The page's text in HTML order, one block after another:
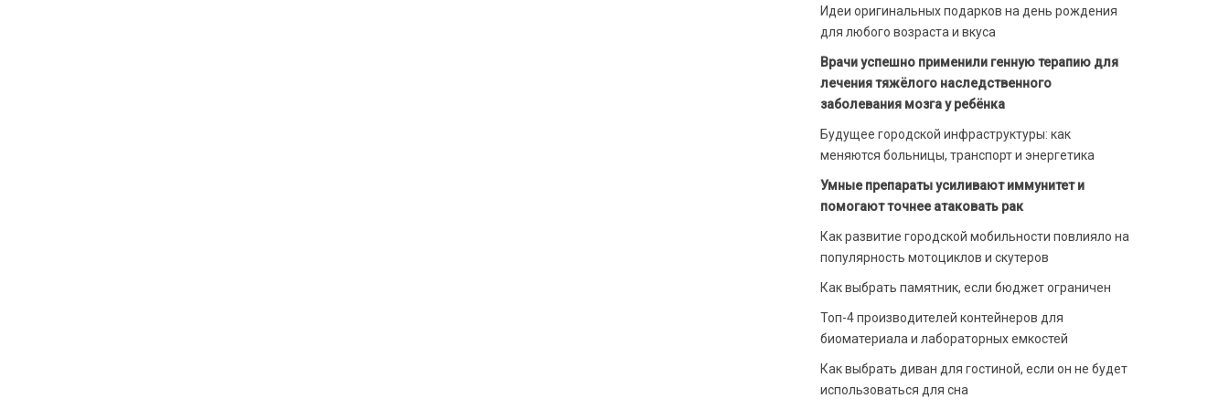
Идеи оригинальных подарков на день рождения
для любого возраста и вкуса
Врачи успешно применили генную терапию для
лечения тяжёлого наследственного
заболевания мозга у ребёнка
Будущее городской инфраструктуры: как
меняются больницы, транспорт и энергетика
Умные препараты усиливают иммунитет и
помогают точнее атаковать рак
Как развитие городской мобильности повлияло на
популярность мотоциклов и скутеров
Как выбрать памятник, если бюджет ограничен
Топ-4 производителей контейнеров для
биоматериала и лабораторных емкостей
Как выбрать диван для гостиной, если он не будет
использоваться для сна